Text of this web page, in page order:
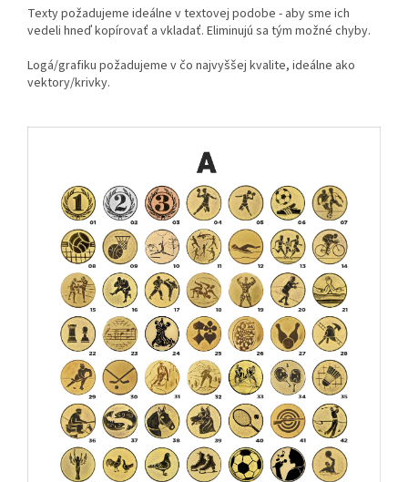
Texty požadujeme ideálne v textovej podobe - aby sme ich
vedeli hneď kopírovať a vkladať. Eliminujú sa tým možné chyby.
Logá/grafiku požadujeme v čo najvyššej kvalite, ideálne ako
vektory/krivky.